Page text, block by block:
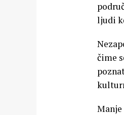
ljudi
čime